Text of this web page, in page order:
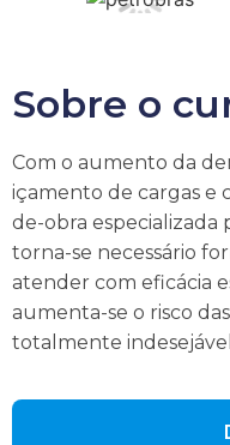
Sobre o
Com o aumento da
içamento de cargas e
de-obra especializada
torna-se necessário
atender com eficácia
aumenta-se o risco
totalmente